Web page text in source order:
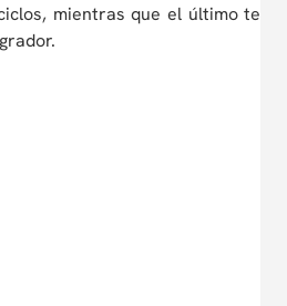
mientras que el último te